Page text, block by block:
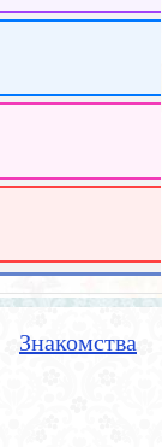
Знакомства